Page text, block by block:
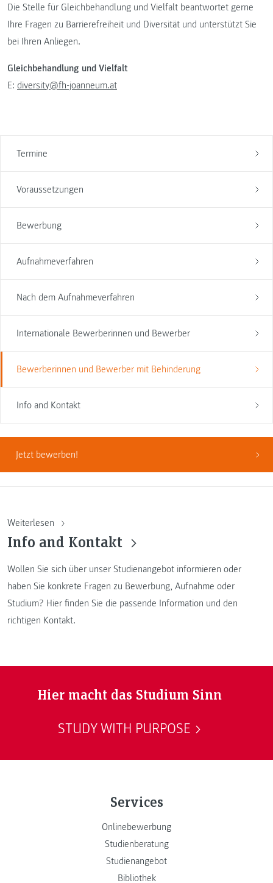
Termine
Voraussetzungen
Bewerbung
Aufnahmeverfahren
Nach dem Aufnahmeverfahren
Internationale Bewerberinnen und Bewerber
Bewerberinnen und Bewerber mit Behinderung
Info and Kontakt
Jetzt bewerben!
Die Stelle für Gleichbehandlung und Vielfalt beantwortet gerne
Ihre Fragen zu Barrierefreiheit und Diversität und unterstützt Sie
bei Ihren Anliegen.
Gleichbehandlung und Vielfalt
E: diversity@fh-joanneum.at
Weiterlesen
Info and Kontakt
Wollen Sie sich über unser Studienangebot informieren oder
haben Sie konkrete Fragen zu Bewerbung, Aufnahme oder
Studium? Hier finden Sie die passende Information und den
richtigen Kontakt.
Hier macht das Studium Sinn
STUDY WITH PURPOSE
Services
Onlinebewerbung
Studienberatung
Studienangebot
Bibliothek